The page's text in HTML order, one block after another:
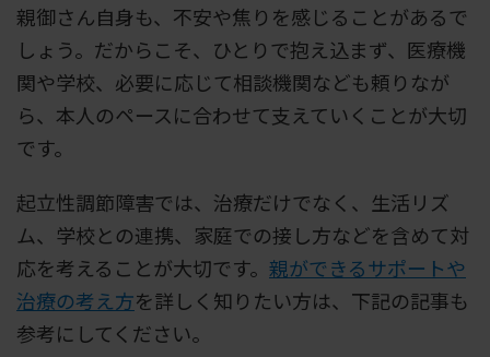
親御さん自身も、不安や焦りを感じることがあるで
しょう。だからこそ、ひとりで抱え込まず、医療機
関や学校、必要に応じて相談機関なども頼りなが
ら、本人のペースに合わせて支えていくことが大切
です。
起立性調節障害では、治療だけでなく、生活リズ
ム、学校との連携、家庭での接し方などを含めて対
応を考えることが大切です。 親ができるサポートや
治療の考え方を詳しく知りたい方は、下記の記事も
参考にしてください。